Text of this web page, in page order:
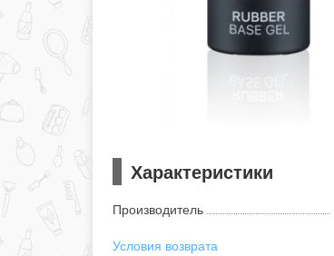
Характеристики
Производитель
Условия возврата